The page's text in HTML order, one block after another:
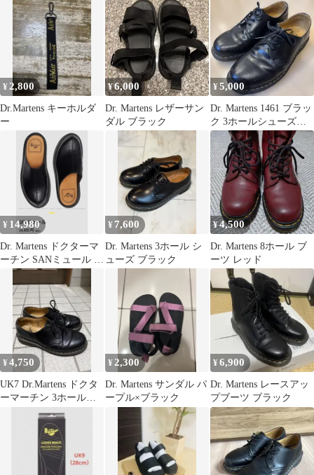
¥ 2,800
Dr.Martens キーホルダ
ー
¥6,000
Dr. Martens レザーサン
ダル ブラック
¥5,000
Dr. Martens 1461 ブラッ
ク 3ホールシューズ
UK8
¥ 14,980
Dr. Martens ドクターマ
ーチン SANミュール ブ
ラック
¥ 7,600
Dr. Martens 3ホール シ
ューズ ブラック
¥4,500
Dr. Martens 8ホール ブ
ーツ レッド
¥4,750
UK7 Dr.Martens ドクタ
ーマーチン 3ホール
¥2,300
Dr. Martens サンダル パ
ープル×ブラック
¥6,900
Dr. Martens レースアッ
プブーツ ブラック